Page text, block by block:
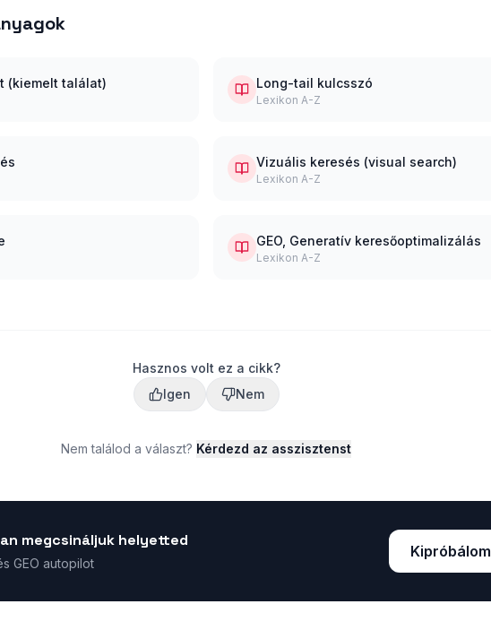
(kiemelt találat) Long-tail kulcsszó
Lexikon A-Z
Vizuális keresés (visual search)
Lexikon A-Z
GEO, Generatív keresőoptimalizálás
Lexikon A-Z
Hasznos volt ez a cikk?
Igen
Nem
Nem találod a választ? Kérdezd az asszisztenst
megcsináljuk helyetted
GEO autopilot
Kipróbálom